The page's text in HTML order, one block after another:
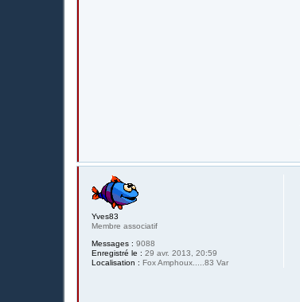
Yves83
Membre associatif
Messages : 9088
Enregistré le : 29 avr. 2013, 20:59
Localisation : Fox Amphoux.....83 Var